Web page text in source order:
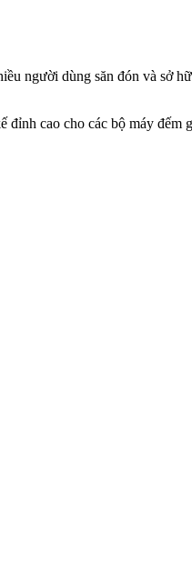
người dùng săn đón và sở
đỉnh cao cho các bộ máy đếm